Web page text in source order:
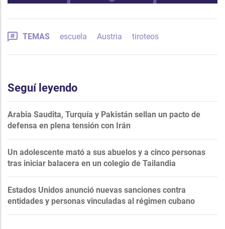
TEMAS escuela Austria tiroteos
Seguí leyendo
Arabia Saudita, Turquía y Pakistán sellan un pacto de
defensa en plena tensión con Irán
Un adolescente mató a sus abuelos y a cinco personas
tras iniciar balacera en un colegio de Tailandia
Estados Unidos anunció nuevas sanciones contra
entidades y personas vinculadas al régimen cubano